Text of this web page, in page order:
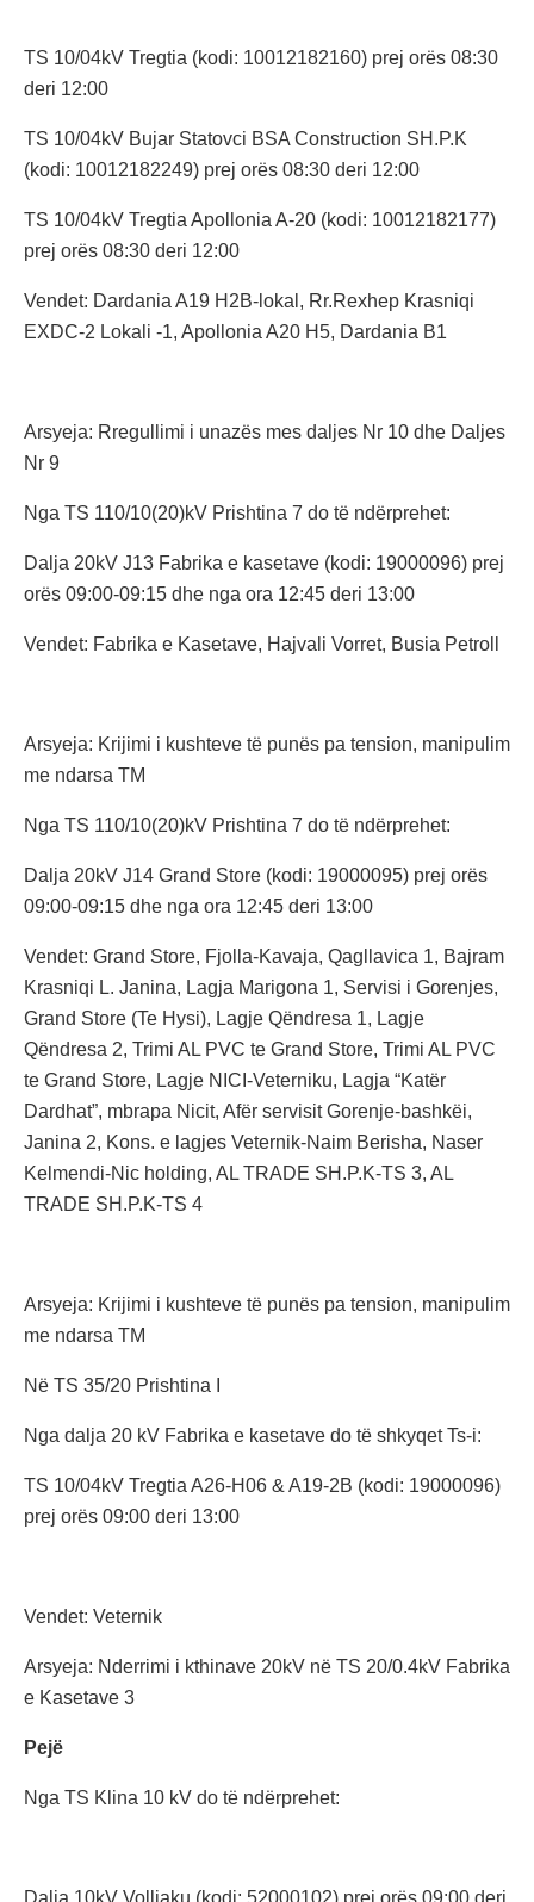
TS 10/04kV Tregtia (kodi: 10012182160) prej orës 08:30
deri 12:00
TS 10/04kV Bujar Statovci BSA Construction SH.P.K
(kodi: 10012182249) prej orës 08:30 deri 12:00
TS 10/04kV Tregtia Apollonia A-20 (kodi: 10012182177)
prej orës 08:30 deri 12:00
Vendet: Dardania A19 H2B-lokal, Rr.Rexhep Krasniqi
EXDC-2 Lokali -1, Apollonia A20 H5, Dardania B1
Arsyeja: Rregullimi i unazës mes daljes Nr 10 dhe Daljes
Nr 9
Nga TS 110/10(20)kV Prishtina 7 do të ndërprehet:
Dalja 20kV J13 Fabrika e kasetave (kodi: 19000096) prej
orës 09:00-09:15 dhe nga ora 12:45 deri 13:00
Vendet: Fabrika e Kasetave, Hajvali Vorret, Busia Petroll
Arsyeja: Krijimi i kushteve të punës pa tension, manipulim
me ndarsa TM
Nga TS 110/10(20)kV Prishtina 7 do të ndërprehet:
Dalja 20kV J14 Grand Store (kodi: 19000095) prej orës
09:00-09:15 dhe nga ora 12:45 deri 13:00
Vendet: Grand Store, Fjolla-Kavaja, Qagllavica 1, Bajram
Krasniqi L. Janina, Lagja Marigona 1, Servisi i Gorenjes,
Grand Store (Te Hysi), Lagje Qëndresa 1, Lagje
Qëndresa 2, Trimi AL PVC te Grand Store, Trimi AL PVC
te Grand Store, Lagje NICI-Veterniku, Lagja “Katër
Dardhat”, mbrapa Nicit, Afër servisit Gorenje-bashkëi,
Janina 2, Kons. e lagjes Veternik-Naim Berisha, Naser
Kelmendi-Nic holding, AL TRADE SH.P.K-TS 3, AL
TRADE SH.P.K-TS 4
Arsyeja: Krijimi i kushteve të punës pa tension, manipulim
me ndarsa TM
Në TS 35/20 Prishtina I
Nga dalja 20 kV Fabrika e kasetave do të shkyqet Ts-i:
TS 10/04kV Tregtia A26-H06 & A19-2B (kodi: 19000096)
prej orës 09:00 deri 13:00
Vendet: Veternik
Arsyeja: Nderrimi i kthinave 20kV në TS 20/0.4kV Fabrika
e Kasetave 3
Pejë
Nga TS Klina 10 kV do të ndërprehet: